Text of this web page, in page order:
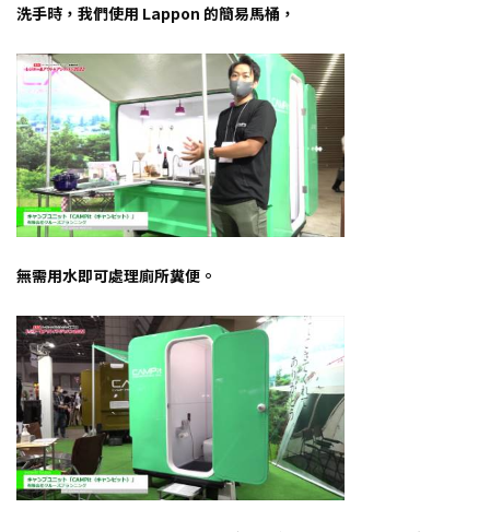
洗手時，我們使用 Lappon 的簡易馬桶，
無需用水即可處理廁所糞便。